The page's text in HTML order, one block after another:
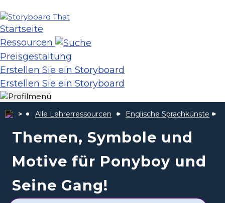
Startseite
Ressourcen
Preisgestaltung
Erstellen Sie ein Storyboard
Erstellen Sie ein Storyboard
Alle Lehrerressourcen Englische Sprachkünste
Themen, Symbole und
Motive für Ponyboy und
Seine Gang!